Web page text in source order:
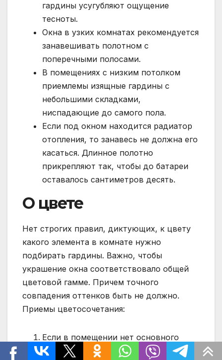
гардины усугубляют ощущение
тесноты.
Окна в узких комнатах рекомендуется
занавешивать полотном с
поперечными полосами.
В помещениях с низким потолком
приемлемы изящные гардины с
небольшими складками,
ниспадающие до самого пола.
Если под окном находится радиатор
отопления, то занавесь не должна его
касаться. Длинное полотно
прикрепляют так, чтобы до батареи
оставалось сантиметров десять.
О цвете
Нет строгих правил, диктующих, к цвету
какого элемента в комнате нужно
подбирать гардины. Важно, чтобы
украшение окна соответствовало общей
цветовой гамме. Причем точного
совпадения оттенков быть не должно.
Приемы цветосочетания:
Если в помещении нет основного
цвета, то лучше остановить свой